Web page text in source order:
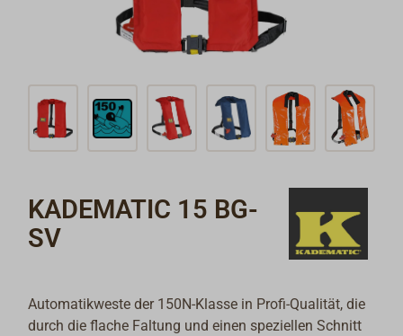
KADEMATIC 15 BG-
SV
Automatikweste der 150N-Klasse in Profi-Qualität, die
durch die flache Faltung und einen speziellen Schnitt